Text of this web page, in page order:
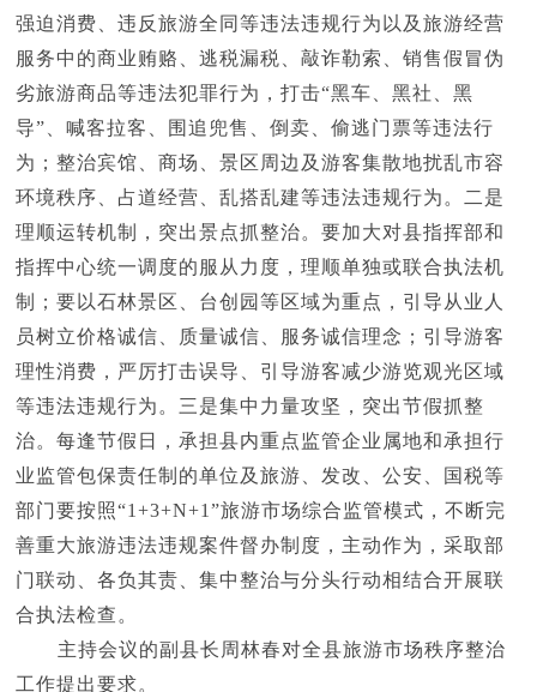
强迫消费、违反旅游全同等违法违规行为以及旅游经营
服务中的商业贿赂、逃税漏税、敲诈勒索、销售假冒伪
劣旅游商品等违法犯罪行为，打击“黑车、黑社、黑
导”、喊客拉客、围追兜售、倒卖、偷逃门票等违法行
为；整治宾馆、商场、景区周边及游客集散地扰乱市容
环境秩序、占道经营、乱搭乱建等违法违规行为。二是
理顺运转机制，突出景点抓整治。要加大对县指挥部和
指挥中心统一调度的服从力度，理顺单独或联合执法机
制；要以石林景区、台创园等区域为重点，引导从业人
员树立价格诚信、质量诚信、服务诚信理念；引导游客
理性消费，严厉打击误导、引导游客减少游览观光区域
等违法违规行为。三是集中力量攻坚，突出节假抓整
治。每逢节假日，承担县内重点监管企业属地和承担行
业监管包保责任制的单位及旅游、发改、公安、国税等
部门要按照“1+3+N+1”旅游市场综合监管模式，不断完
善重大旅游违法违规案件督办制度，主动作为，采取部
门联动、各负其责、集中整治与分头行动相结合开展联
合执法检查。
主持会议的副县长周林春对全县旅游市场秩序整治
工作提出要求。